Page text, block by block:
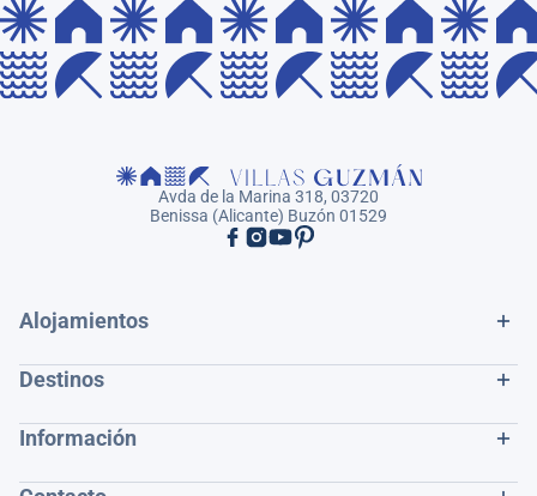
Avda de la Marina 318, 03720
Benissa (Alicante) Buzón 01529
Alojamientos
Destinos
Información